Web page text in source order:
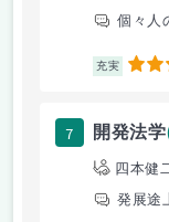
個々人
充実 5
7 開発法学
四本健
発展途